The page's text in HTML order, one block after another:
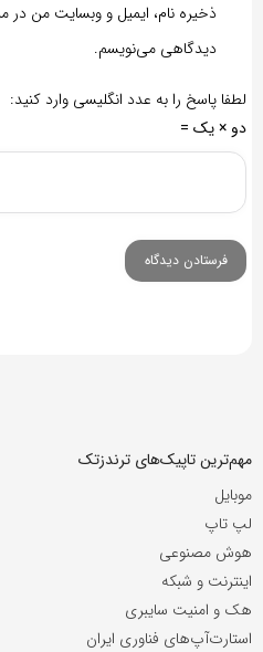
ذخیره نام، ایمیل و وبسایت من در
دیدگاهی می‌نویسم.
لطفا پاسخ را به عدد انگلیسی وارد کنید:
دو × یک =
مهم‌ترین تاپیک‌های ترندزتک
موبایل
لپ تاپ
هوش مصنوعی
اینترنت و شبکه
هک و امنیت سایبری
استارت‌آپ‌های فناوری ایران